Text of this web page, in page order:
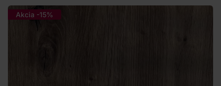
Akcia -15%